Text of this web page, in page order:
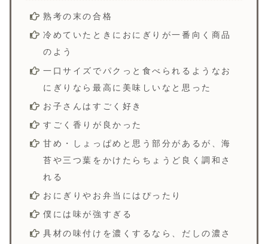
熟考の末の合格
冷めていたときにおにぎりが一番向く商品
のよう
一口サイズでパクっと食べられるようなお
にぎりなら最高に美味しいなと思った
お子さんはすごく好き
すごく香りが良かった
甘め・しょっぱめと思う部分があるが、海
苔や三つ葉をかけたらちょうど良く調和さ
れる
おにぎりやお弁当にはぴったり
僕には味が強すぎる
具材の味付けを濃くするなら、だしの濃さ